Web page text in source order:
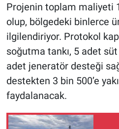
Projenin toplam maliyeti
olup, bölgedeki binlerce
ilgilendiriyor. Protokol
soğutma tankı, 5 adet
adet jeneratör desteği
destekten 3 bin 500’e
faydalanacak.